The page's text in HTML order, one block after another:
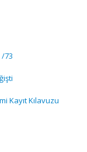
73
Kayıt Kılavuzu